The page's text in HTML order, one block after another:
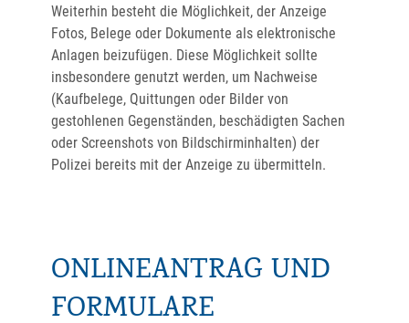
Weiterhin besteht die Möglichkeit, der Anzeige
Fotos, Belege oder Dokumente als elektronische
Anlagen beizufügen. Diese Möglichkeit sollte
insbesondere genutzt werden, um Nachweise
(Kaufbelege, Quittungen oder Bilder von
gestohlenen Gegenständen, beschädigten Sachen
oder Screenshots von Bildschirminhalten) der
Polizei bereits mit der Anzeige zu übermitteln.
ONLINEANTRAG UND
FORMULARE